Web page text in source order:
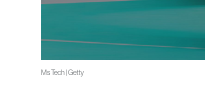
Ms Tech | Getty